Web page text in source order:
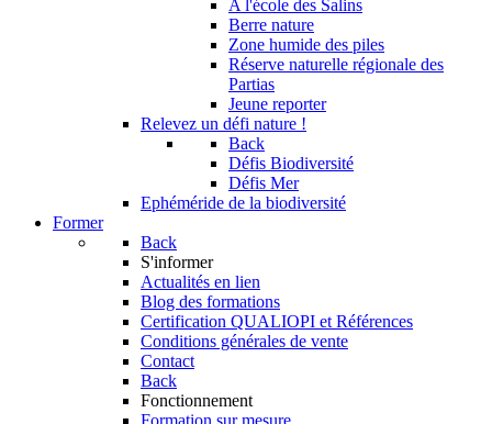
A l'école des Salins
Berre nature
Zone humide des piles
Réserve naturelle régionale des
Partias
Jeune reporter
Relevez un défi nature !
Back
Défis Biodiversité
Défis Mer
Ephéméride de la biodiversité
Former
Back
S'informer
Actualités en lien
Blog des formations
Certification QUALIOPI et Références
Conditions générales de vente
Contact
Back
Fonctionnement
Formation sur mesure